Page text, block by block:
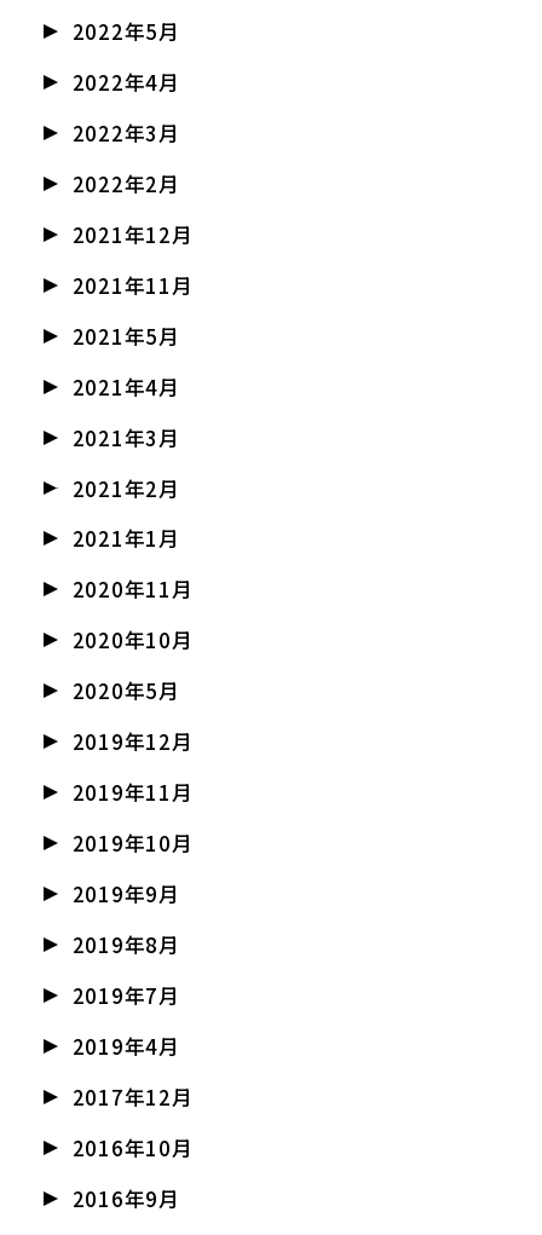
2022年5月
2022年4月
2022年3月
2022年2月
2021年12月
2021年11月
2021年5月
2021年4月
2021年3月
2021年2月
2021年1月
2020年11月
2020年10月
2020年5月
2019年12月
2019年11月
2019年10月
2019年9月
2019年8月
2019年7月
2019年4月
2017年12月
2016年10月
2016年9月